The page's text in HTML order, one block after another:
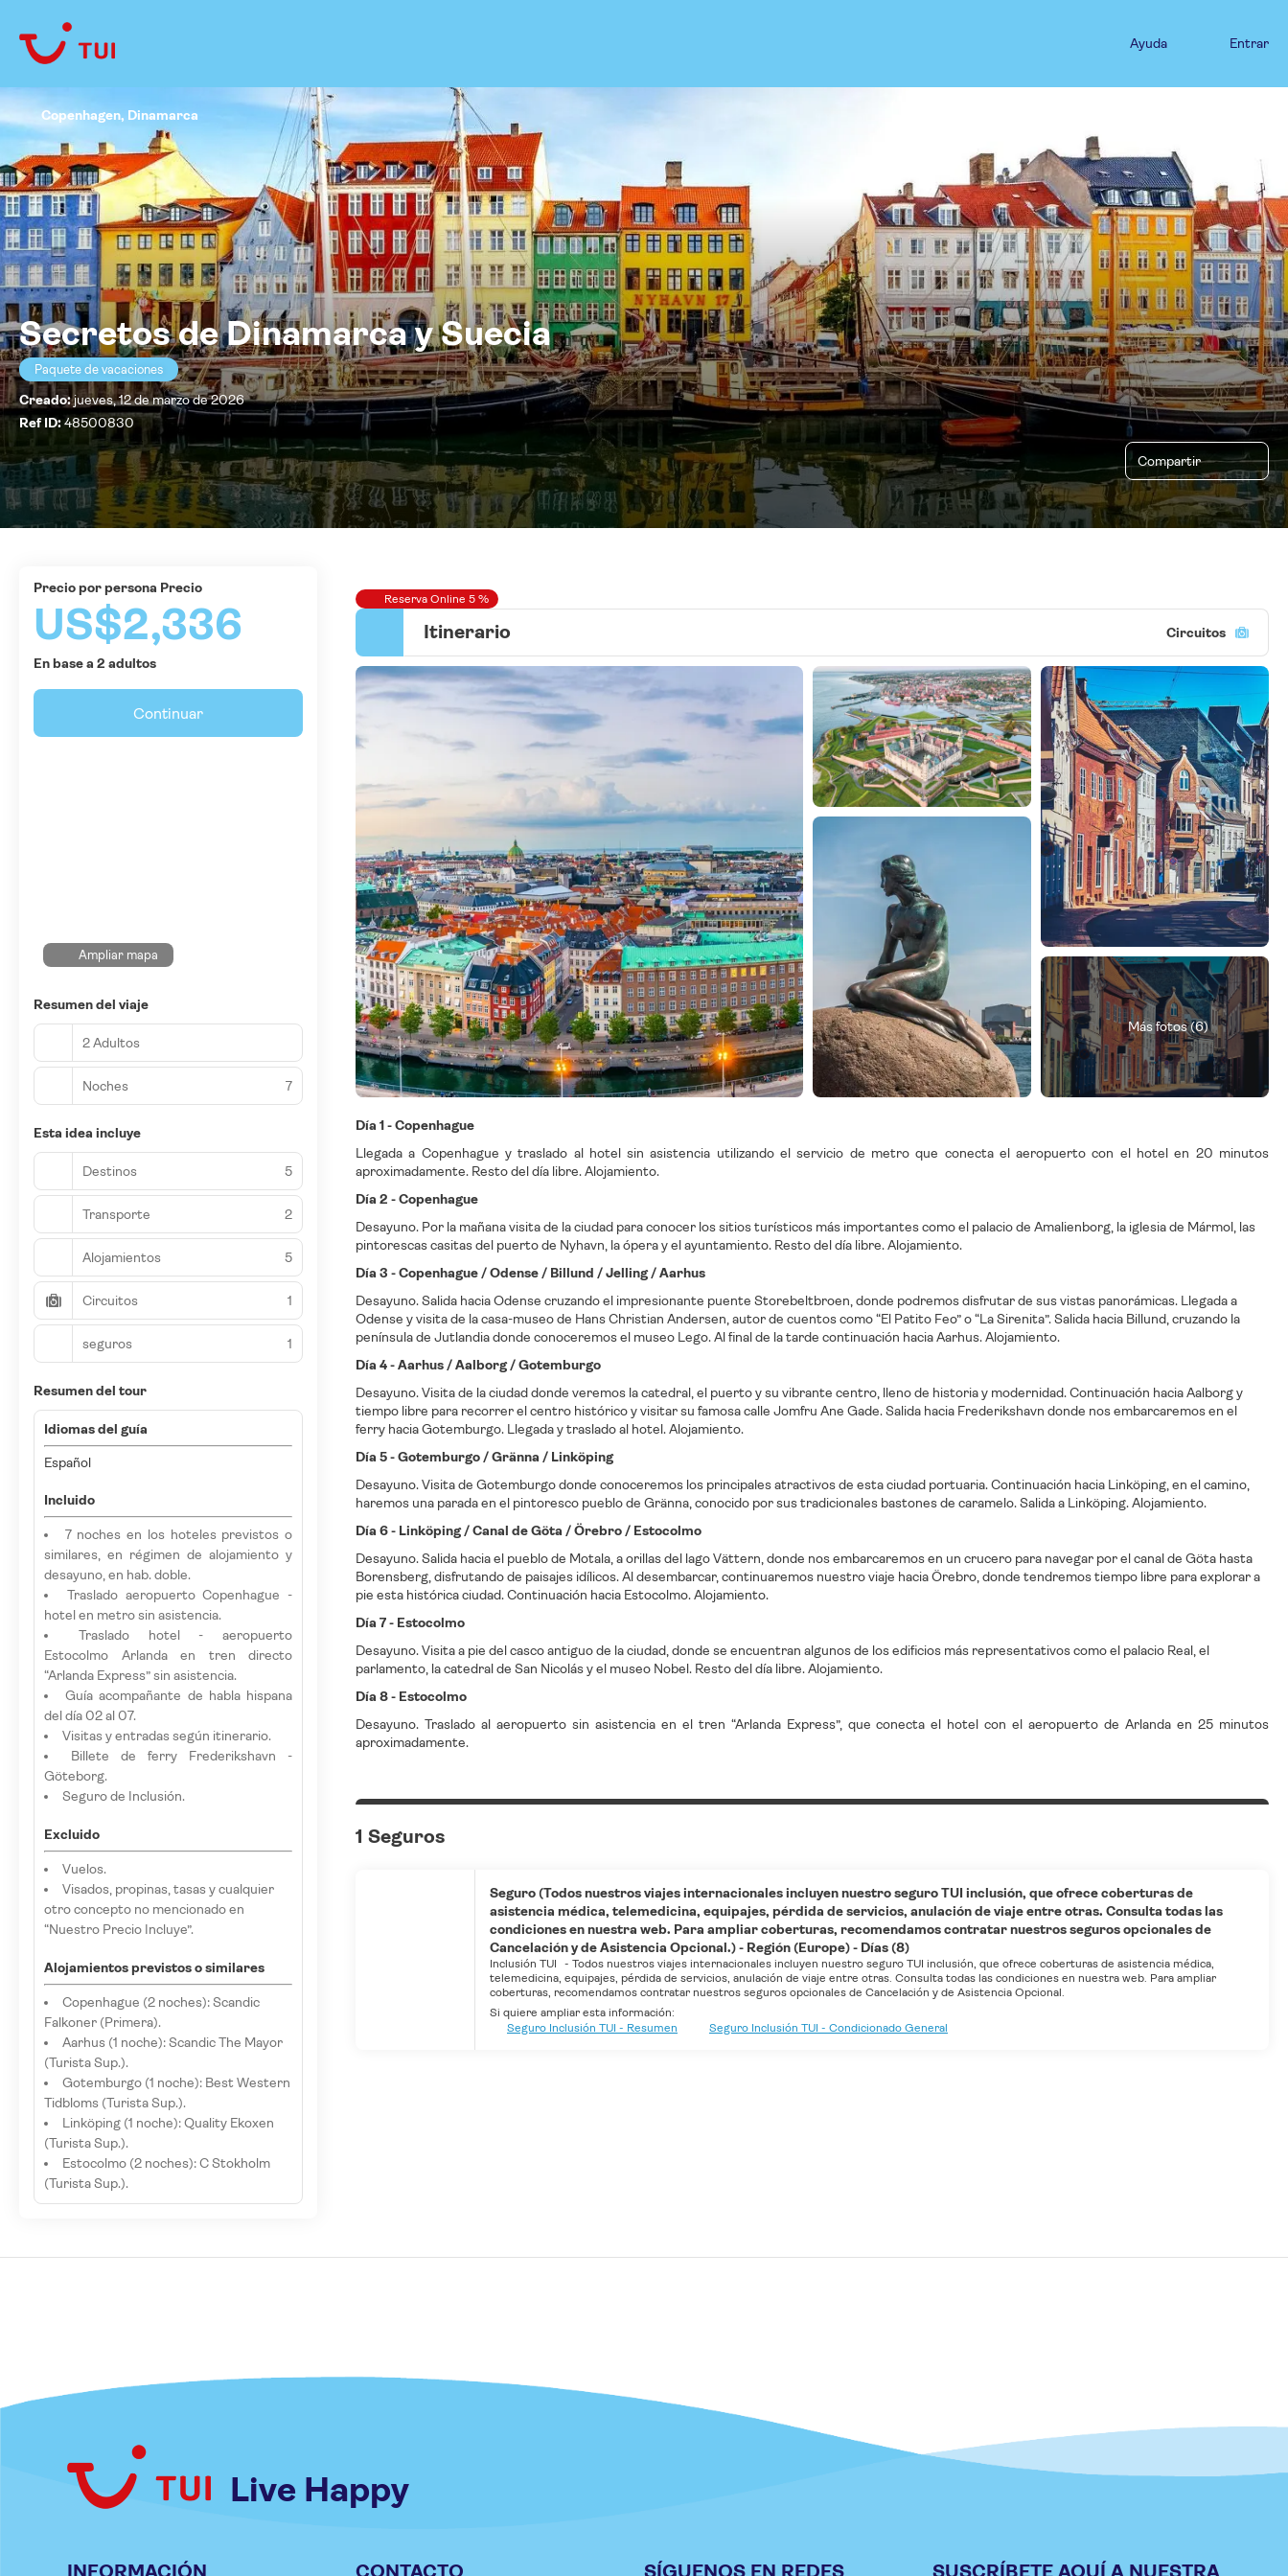
Ayuda Entrar
Secretos de Dinamarca y Suecia
Paquete de vacaciones
Creado:jueves, 12 de marzo de 2026
Ref ID:48500830
Compartir
Copenhagen, Dinamarca
Reserva Online 5 %
Itinerario Circuitos
Más fotos (6)
Día 1 - Copenhague
Llegada a Copenhague y traslado al hotel sin asistencia utilizando el servicio de metro que conecta el aeropuerto con el hotel en 20 minutos
aproximadamente. Resto del día libre. Alojamiento.
Día 2 - Copenhague
Desayuno. Por la mañana visita de la ciudad para conocer los sitios turísticos más importantes como el palacio de Amalienborg, la iglesia de Mármol, las
pintorescas casitas del puerto de Nyhavn, la ópera y el ayuntamiento. Resto del día libre. Alojamiento.
Día 3 - Copenhague / Odense / Billund / Jelling / Aarhus
Desayuno. Salida hacia Odense cruzando el impresionante puente Storebeltbroen, donde podremos disfrutar de sus vistas panorámicas. Llegada a
Odense y visita de la casa-museo de Hans Christian Andersen, autor de cuentos como “El Patito Feo” o “La Sirenita”. Salida hacia Billund, cruzando la
península de Jutlandia donde conoceremos el museo Lego. Al final de la tarde continuación hacia Aarhus. Alojamiento.
Día 4 - Aarhus / Aalborg / Gotemburgo
Desayuno. Visita de la ciudad donde veremos la catedral, el puerto y su vibrante centro, lleno de historia y modernidad. Continuación hacia Aalborg y
tiempo libre para recorrer el centro histórico y visitar su famosa calle Jomfru Ane Gade. Salida hacia Frederikshavn donde nos embarcaremos en el
ferry hacia Gotemburgo. Llegada y traslado al hotel. Alojamiento.
Día 5 - Gotemburgo / Gränna / Linköping
Desayuno. Visita de Gotemburgo donde conoceremos los principales atractivos de esta ciudad portuaria. Continuación hacia Linköping, en el camino,
haremos una parada en el pintoresco pueblo de Gränna, conocido por sus tradicionales bastones de caramelo. Salida a Linköping. Alojamiento.
Día 6 - Linköping / Canal de Göta / Örebro / Estocolmo
Desayuno. Salida hacia el pueblo de Motala, a orillas del lago Vättern, donde nos embarcaremos en un crucero para navegar por el canal de Göta hasta
Borensberg, disfrutando de paisajes idílicos. Al desembarcar, continuaremos nuestro viaje hacia Örebro, donde tendremos tiempo libre para explorar a
pie esta histórica ciudad. Continuación hacia Estocolmo. Alojamiento.
Día 7 - Estocolmo
Desayuno. Visita a pie del casco antiguo de la ciudad, donde se encuentran algunos de los edificios más representativos como el palacio Real, el
parlamento, la catedral de San Nicolás y el museo Nobel. Resto del día libre. Alojamiento.
Día 8 - Estocolmo
Desayuno. Traslado al aeropuerto sin asistencia en el tren “Arlanda Express”, que conecta el hotel con el aeropuerto de Arlanda en 25 minutos
aproximadamente.
1 Seguros
Seguro (Todos nuestros viajes internacionales incluyen nuestro seguro TUI inclusión, que ofrece coberturas de
asistencia médica, telemedicina, equipajes, pérdida de servicios, anulación de viaje entre otras. Consulta todas las
condiciones en nuestra web. Para ampliar coberturas, recomendamos contratar nuestros seguros opcionales de
Cancelación y de Asistencia Opcional.) - Región (Europe) - Días (8)
Inclusión TUI - Todos nuestros viajes internacionales incluyen nuestro seguro TUI inclusión, que ofrece coberturas de asistencia médica,
telemedicina, equipajes, pérdida de servicios, anulación de viaje entre otras. Consulta todas las condiciones en nuestra web. Para ampliar
coberturas, recomendamos contratar nuestros seguros opcionales de Cancelación y de Asistencia Opcional.
Si quiere ampliar esta información:
Seguro Inclusión TUI - Resumen
Seguro Inclusión TUI - Condicionado General
precio por persona Precio
US$2,336
En base a 2 adultos
Continuar
Ampliar mapa
Resumen del viaje
2 Adultos
Noches 7
Esta idea incluye
Destinos 5
Transporte 2
Alojamientos 5
Circuitos 1
seguros 1
Resumen del tour
Idiomas del guía
Español
Incluido
7 noches en los hoteles previstos o
similares, en régimen de alojamiento y
desayuno, en hab. doble.
Traslado aeropuerto Copenhague -
hotel en metro sin asistencia.
Traslado hotel - aeropuerto
Estocolmo Arlanda en tren directo
“Arlanda Express” sin asistencia.
Guía acompañante de habla hispana
del día 02 al 07.
Visitas y entradas según itinerario.
Billete de ferry Frederikshavn -
Göteborg.
Seguro de Inclusión.
Excluido
Vuelos.
Visados, propinas, tasas y cualquier
otro concepto no mencionado en
“Nuestro Precio Incluye”.
Alojamientos previstos o similares
Copenhague (2 noches): Scandic
Falkoner (Primera).
Aarhus (1 noche): Scandic The Mayor
(Turista Sup.).
Gotemburgo (1 noche): Best Western
Tidbloms (Turista Sup.).
Linköping (1 noche): Quality Ekoxen
(Turista Sup.).
Estocolmo (2 noches): C Stokholm
(Turista Sup.).
Live Happy
INFORMACIÓN CONTACTO SÍGUENOS EN REDES SUSCRÍBETE AQUÍ A NUESTRA